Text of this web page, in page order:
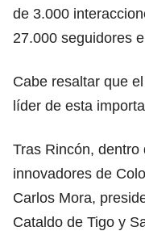
de 3.000
27.000 seguidores
Cabe resaltar que
líder de esta
Tras Rincón,
innovadores de
Carlos Mora,
Cataldo de Tigo y